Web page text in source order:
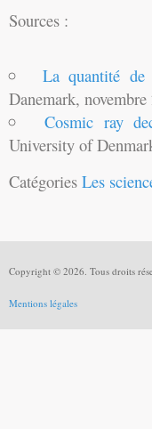
Sources :
La quantité de
Danemark, novembre
Cosmic ray
University of
Catégories Les
Copyright © 2026. Tous droits
Mentions légales